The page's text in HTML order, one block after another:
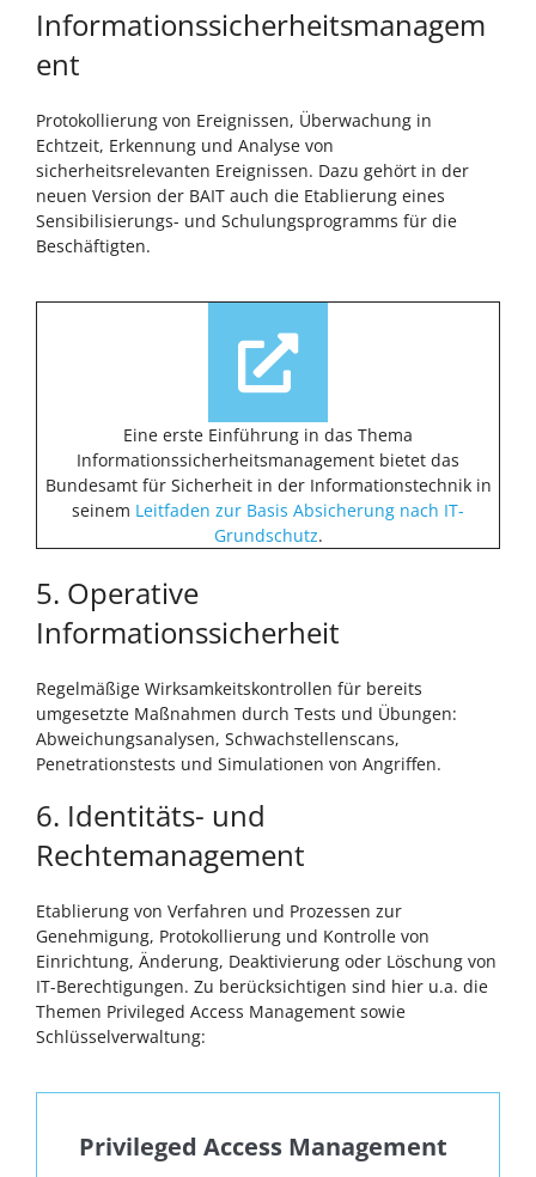
Informationssicherheitsmanagem
ent
Protokollierung von Ereignissen, Überwachung in
Echtzeit, Erkennung und Analyse von
sicherheitsrelevanten Ereignissen. Dazu gehört in der
neuen Version der BAIT auch die Etablierung eines
Sensibilisierungs- und Schulungsprogramms für die
Beschäftigten.
Eine erste Einführung in das Thema
Informationssicherheitsmanagement bietet das
Bundesamt für Sicherheit in der Informationstechnik in
seinem Leitfaden zur Basis Absicherung nach IT-
Grundschutz.
5. Operative
Informationssicherheit
Regelmäßige Wirksamkeitskontrollen für bereits
umgesetzte Maßnahmen durch Tests und Übungen:
Abweichungsanalysen, Schwachstellenscans,
Penetrationstests und Simulationen von Angriffen.
6. Identitäts- und
Rechtemanagement
Etablierung von Verfahren und Prozessen zur
Genehmigung, Protokollierung und Kontrolle von
Einrichtung, Änderung, Deaktivierung oder Löschung von
IT-Berechtigungen. Zu berücksichtigen sind hier u.a. die
Themen Privileged Access Management sowie
Schlüsselverwaltung:
Privileged Access Management